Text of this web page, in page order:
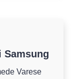
Varese